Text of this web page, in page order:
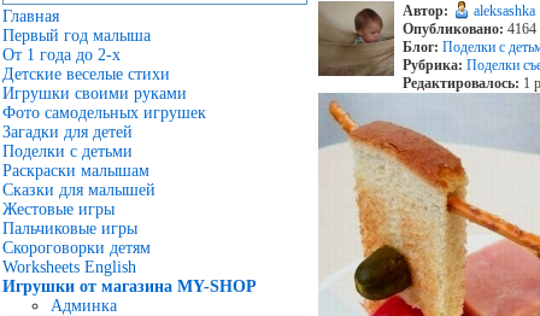
Главная
Первый год малыша
От 1 года до 2-х
Детские веселые стихи
Игрушки своими руками
Фото самодельных игрушек
Загадки для детей
Поделки с детьми
Раскраски малышам
Сказки для малышей
Жестовые игры
Пальчиковые игры
Скороговорки детям
Worksheets English
Игрушки от магазина MY-SHOP
Админка
Автор:
aleksashka
Опубликовано: 4164
Блог: Поделки с
Рубрика: Поделки
Редактировалось: 1